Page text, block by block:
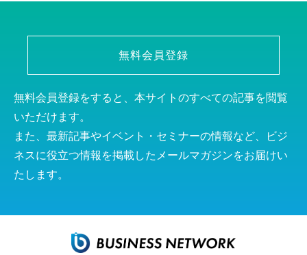
無料会員登録
無料会員登録をすると、本サイトのすべての記事を閲覧
いただけます。
また、最新記事やイベント・セミナーの情報など、ビジ
ネスに役立つ情報を掲載したメールマガジンをお届けい
たします。